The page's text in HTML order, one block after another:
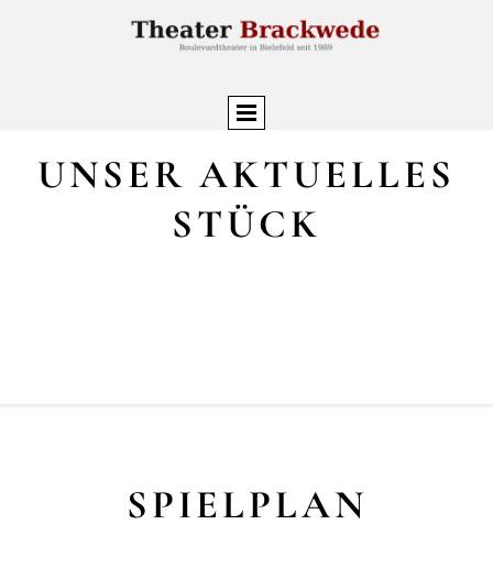
UNSER AKTUELLES
STÜCK
SPIELPLAN